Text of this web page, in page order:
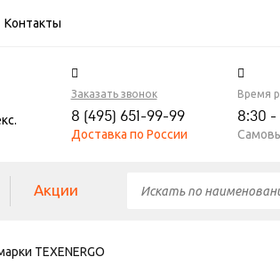
Контакты
Заказать звонок
8 (495) 651-99-99
Доставка по России
Время
8:30 -
Акции
TEXENERGO